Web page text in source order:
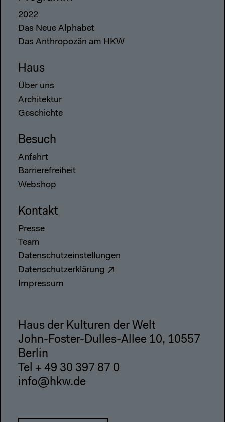
2022
Das Neue Alphabet
Das Anthropozän am HKW
Haus
Über uns
Architektur
Geschichte
Besuch
Anfahrt
Barrierefreiheit
Webshop
Kontakt
Presse
Team
Datenschutzeinstellungen
Datenschutzerklärung
Impressum
Haus der Kulturen der Welt
John-Foster-Dulles-Allee 10, 10557
Berlin
Tel + 49 30 397 87 0
info@hkw.de